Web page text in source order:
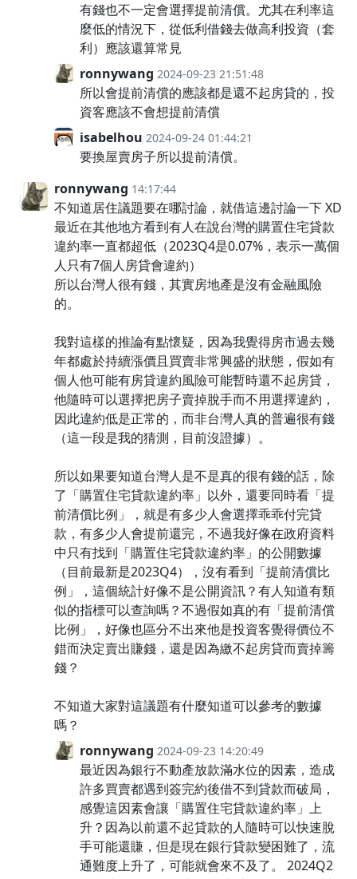
有錢也不一定會選擇提前清償。尤其在利率這
麼低的情況下，從低利借錢去做高利投資（套
利）應該還算常見
ronnywang 2024-09-23 21:51:48
所以會提前清償的應該都是還不起房貸的，投
資客應該不會想提前清償
isabelhou 2024-09-24 01:44:21
要換屋賣房子所以提前清償。
ronnywang 14:17:44
不知道居住議題要在哪討論，就借這邊討論一下 XD
最近在其他地方看到有人在說台灣的購置住宅貸款
違約率一直都超低（2023Q4是0.07%，表示一萬個
人只有7個人房貸會違約）
所以台灣人很有錢，其實房地產是沒有金融風險
的。
我對這樣的推論有點懷疑，因為我覺得房市過去幾
年都處於持續漲價且買賣非常興盛的狀態，假如有
個人他可能有房貸違約風險可能暫時還不起房貸，
他隨時可以選擇把房子賣掉脫手而不用選擇違約，
因此違約低是正常的，而非台灣人真的普遍很有錢
（這一段是我的猜測，目前沒證據）。
所以如果要知道台灣人是不是真的很有錢的話，除
了「購置住宅貸款違約率」以外，還要同時看「提
前清償比例」，就是有多少人會選擇乖乖付完貸
款，有多少人會提前還完，不過我好像在政府資料
中只有找到「購置住宅貸款違約率」的公開數據
（目前最新是2023Q4），沒有看到「提前清償比
例」，這個統計好像不是公開資訊？有人知道有類
似的指標可以查詢嗎？不過假如真的有「提前清償
比例」，好像也區分不出來他是投資客覺得價位不
錯而決定賣出賺錢，還是因為繳不起房貸而賣掉籌
錢？
不知道大家對這議題有什麼知道可以參考的數據
嗎？
ronnywang 2024-09-23 14:20:49
最近因為銀行不動產放款滿水位的因素，造成
許多買賣都遇到簽完約後借不到貸款而破局，
感覺這因素會讓「購置住宅貸款違約率」上
升？因為以前還不起貸款的人隨時可以快速脫
手可能還賺，但是現在銀行貸款變困難了，流
通難度上升了，可能就會來不及了。 2024Q2